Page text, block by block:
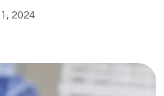
2024